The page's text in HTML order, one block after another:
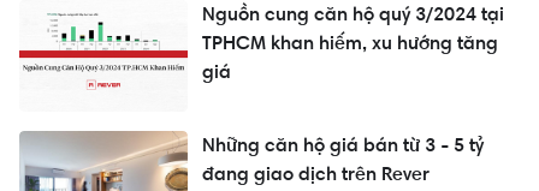
Nguồn cung căn hộ quý 3/2024 tại
TPHCM khan hiếm, xu hướng tăng
giá
Những căn hộ giá bán từ 3 - 5 tỷ
đang giao dịch trên Rever